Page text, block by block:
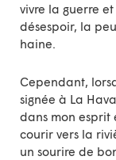
vivre la guerre
désespoir, la
haine.
Cependant,
signée à La
dans mon esprit
courir vers la
un sourire de